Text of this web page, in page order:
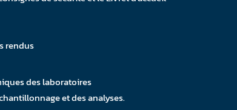
rendus
des laboratoires
et des analyses.